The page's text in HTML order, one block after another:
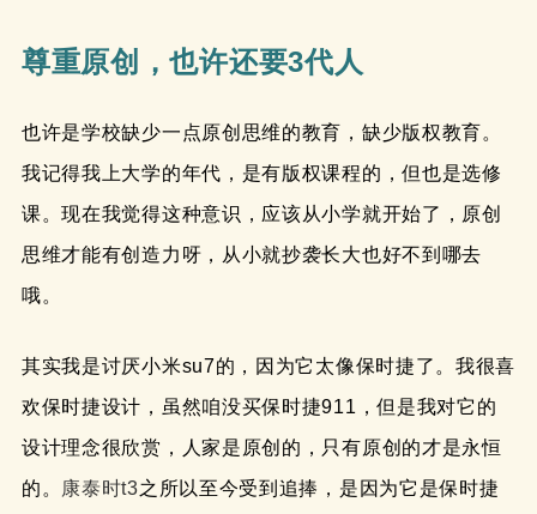
尊重原创，也许还要3代人
也许是学校缺少一点原创思维的教育，缺少版权教育。
我记得我上大学的年代，是有版权课程的，但也是选修
课。现在我觉得这种意识，应该从小学就开始了，原创
思维才能有创造力呀，从小就抄袭长大也好不到哪去
哦。
其实我是讨厌小米su7的，因为它太像保时捷了。我很喜
欢保时捷设计，虽然咱没买保时捷911，但是我对它的
设计理念很欣赏，人家是原创的，只有原创的才是永恒
的。 康泰时t3之所以至今受到追捧，是因为它是保时捷